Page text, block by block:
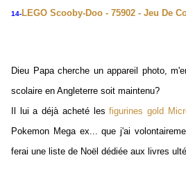
14-LEGO Scooby-Doo - 75902 - Jeu De
Dieu Papa cherche un appareil photo,
scolaire en Angleterre soit maintenu?
Il lui a déjà acheté lesfigurines gold
Pokemon Mega ex...que j'aivolontai
ferai une liste de Noël dédiée aux livres ulté